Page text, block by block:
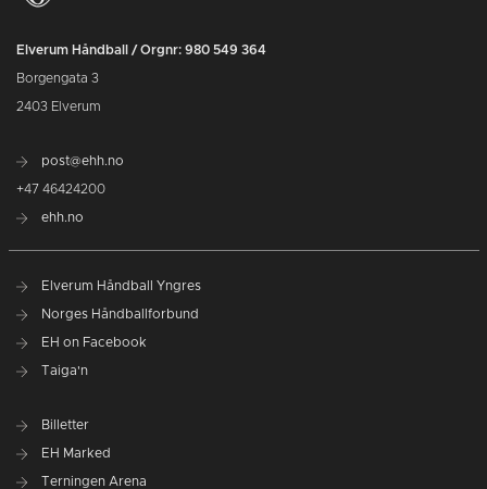
Elverum Håndball / Orgnr: 980 549 364
Borgengata 3
2403 Elverum
post@ehh.no
+47 46424200
ehh.no
Elverum Håndball Yngres
Norges Håndballforbund
EH on Facebook
Taiga'n
Billetter
EH Marked
Terningen Arena